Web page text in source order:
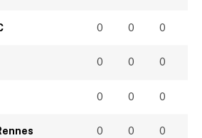
0 0 0
0 0 0
0 0 0
0 0 0